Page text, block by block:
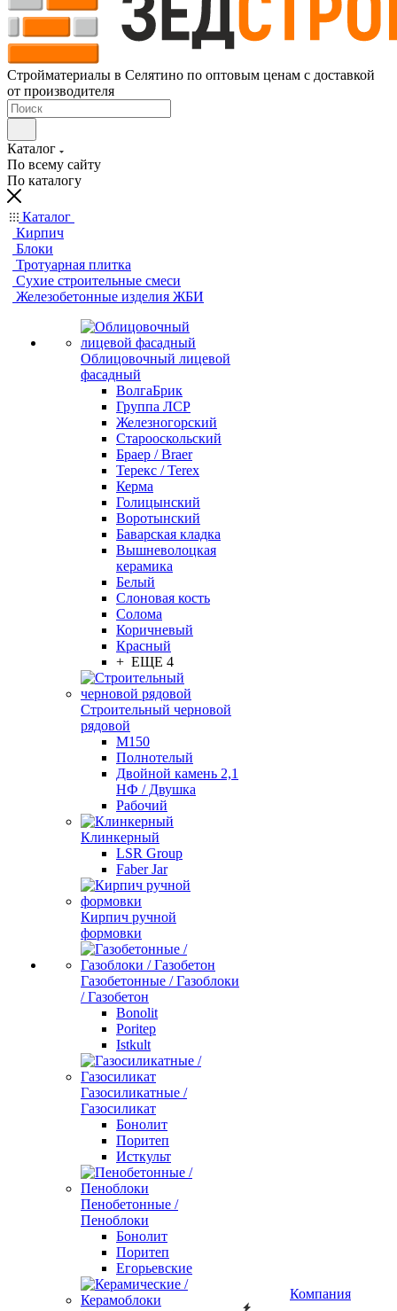
Стройматериалы в Селятино по оптовым ценам с доставкой
от производителя
Каталог
По всему сайту
По каталогу
Каталог
Кирпич
Блоки
Тротуарная плитка
Сухие строительные смеси
Железобетонные изделия ЖБИ
Облицовочный лицевой
фасадный
ВолгаБрик
Группа ЛСР
Железногорский
Старооскольский
Браер / Braer
Терекс / Terex
Керма
Голицынский
Воротынский
Баварская кладка
Вышневолоцкая
керамика
Белый
Слоновая кость
Солома
Коричневый
Красный
+ ЕЩЕ 4
Строительный черновой
рядовой
М150
Полнотелый
Двойной камень 2,1
НФ / Двушка
Рабочий
Клинкерный
LSR Group
Faber Jar
Кирпич ручной
формовки
Газобетонные / Газоблоки
/ Газобетон
Bonolit
Poritep
Istkult
Газосиликатные /
Газосиликат
Бонолит
Поритеп
Исткульт
Пенобетонные /
Пеноблоки
Бонолит
Поритеп
Егорьевские
Компания